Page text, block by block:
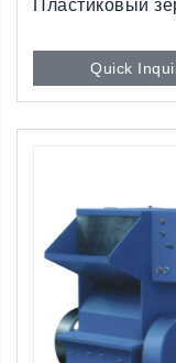
Пластиковый
Quick